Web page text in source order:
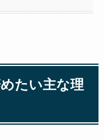
たい主な理